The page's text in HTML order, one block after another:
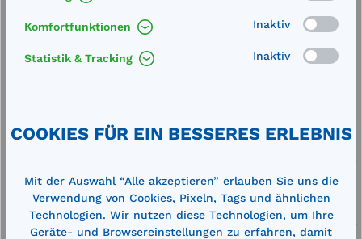
Produkt Anzahl: Gib den
Lieferung frei Haus
Zertifizierte Qualität
Komfortfunktionen Inaktiv
Statistik & Tracking Inaktiv
COOKIES FÜR EIN BESSERES ERLEBNIS
Mit der Auswahl “Alle akzeptieren” erlauben Sie uns die
Verwendung von Cookies, Pixeln, Tags und ähnlichen
Technologien. Wir nutzen diese Technologien, um Ihre
Geräte- und Browsereinstellungen zu erfahren, damit